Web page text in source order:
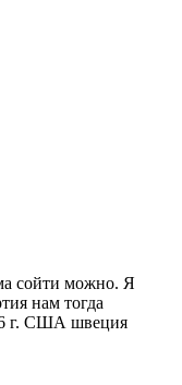
сойти можно. Я
нам тогда
г. США швеция